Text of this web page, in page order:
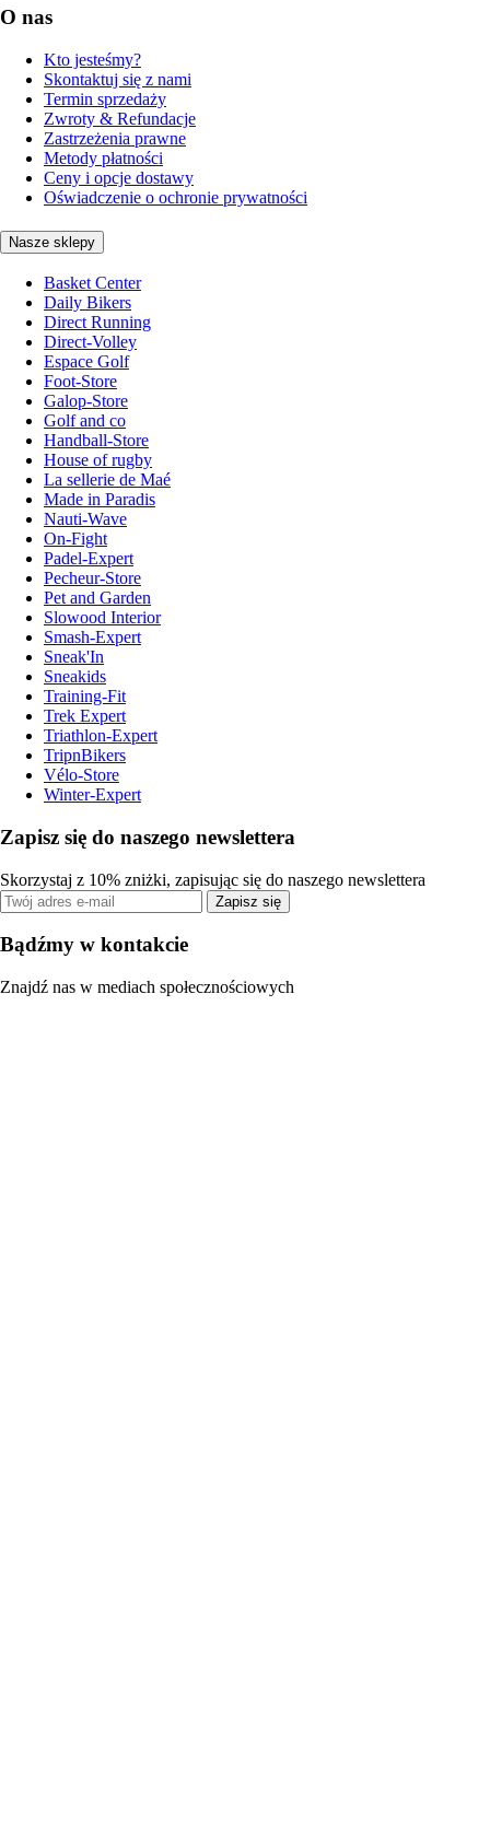
O nas
Kto jesteśmy?
Skontaktuj się z nami
Termin sprzedaży
Zwroty & Refundacje
Zastrzeżenia prawne
Metody płatności
Ceny i opcje dostawy
Oświadczenie o ochronie prywatności
Nasze sklepy
Basket Center
Daily Bikers
Direct Running
Direct-Volley
Espace Golf
Foot-Store
Galop-Store
Golf and co
Handball-Store
House of rugby
La sellerie de Maé
Made in Paradis
Nauti-Wave
On-Fight
Padel-Expert
Pecheur-Store
Pet and Garden
Slowood Interior
Smash-Expert
Sneak'In
Sneakids
Training-Fit
Trek Expert
Triathlon-Expert
TripnBikers
Vélo-Store
Winter-Expert
Zapisz się do naszego newslettera
Skorzystaj z 10% zniżki, zapisując się do naszego newslettera
Zapisz się
Bądźmy w kontakcie
Znajdź nas w mediach społecznościowych